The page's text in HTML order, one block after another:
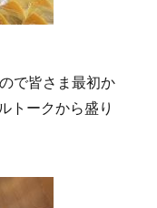
で皆さま最初か
トークから盛り